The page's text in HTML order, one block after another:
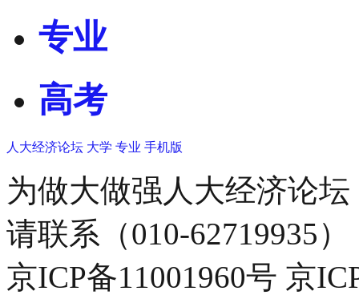
专业
高考
人大经济论坛 大学 专业 手机版
为做大做强人大经济论
请联系（010-62719935）
京ICP备11001960号 京